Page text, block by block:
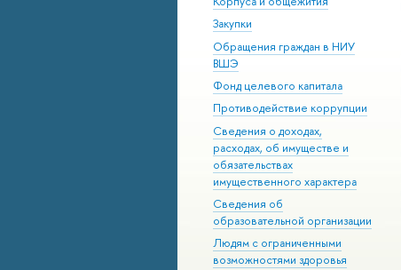
Закупки
Обращения граждан в НИУ
ВШЭ
Фонд целевого капитала
Противодействие коррупции
Сведения о доходах,
расходах, об имуществе и
обязательствах
имущественного характера
Сведения об
образовательной организации
Людям с ограниченными
возможностями здоровья